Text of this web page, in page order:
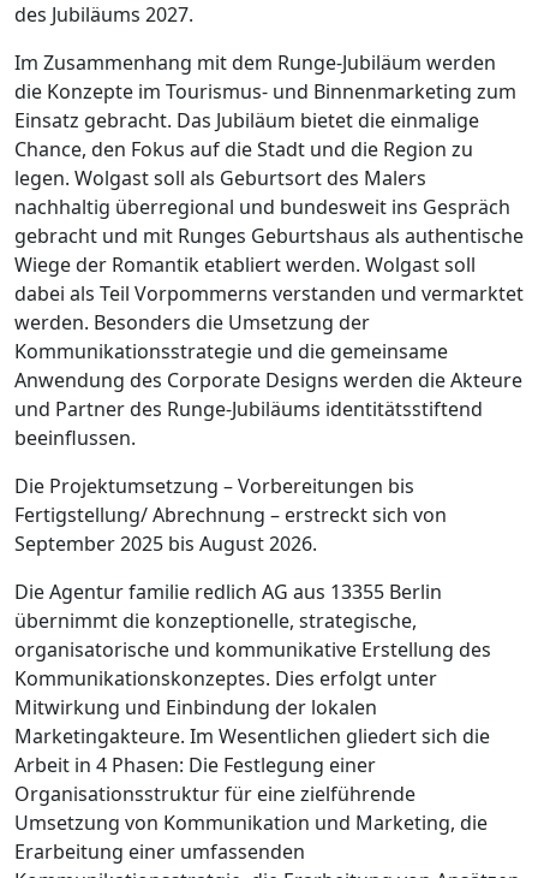
des Jubiläums 2027.
Im Zusammenhang mit dem Runge-Jubiläum werden
die Konzepte im Tourismus- und Binnenmarketing zum
Einsatz gebracht. Das Jubiläum bietet die einmalige
Chance, den Fokus auf die Stadt und die Region zu
legen. Wolgast soll als Geburtsort des Malers
nachhaltig überregional und bundesweit ins Gespräch
gebracht und mit Runges Geburtshaus als authentische
Wiege der Romantik etabliert werden. Wolgast soll
dabei als Teil Vorpommerns verstanden und vermarktet
werden. Besonders die Umsetzung der
Kommunikationsstrategie und die gemeinsame
Anwendung des Corporate Designs werden die Akteure
und Partner des Runge-Jubiläums identitätsstiftend
beeinflussen.
Die Projektumsetzung – Vorbereitungen bis
Fertigstellung/ Abrechnung – erstreckt sich von
September 2025 bis August 2026.
Die Agentur familie redlich AG aus 13355 Berlin
übernimmt die konzeptionelle, strategische,
organisatorische und kommunikative Erstellung des
Kommunikationskonzeptes. Dies erfolgt unter
Mitwirkung und Einbindung der lokalen
Marketingakteure. Im Wesentlichen gliedert sich die
Arbeit in 4 Phasen: Die Festlegung einer
Organisationsstruktur für eine zielführende
Umsetzung von Kommunikation und Marketing, die
Erarbeitung einer umfassenden